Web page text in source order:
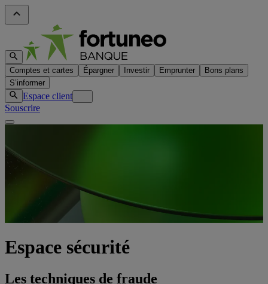
Comptes et cartes Épargner Investir Emprunter
Bons plans
S’informer
Espace client
Souscrire
Espace sécurité
Les techniques de fraude